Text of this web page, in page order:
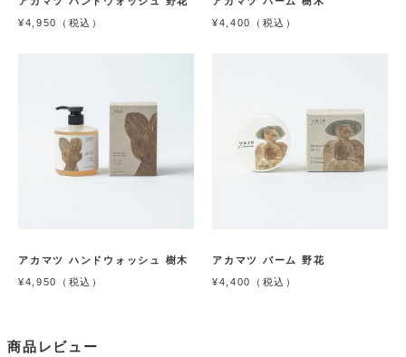
¥4,950（税込）
¥4,400（税込）
アカマツ ハンドウォッシュ 樹木
¥4,950（税込）
アカマツ バーム 野花
¥4,400（税込）
商品レビュー